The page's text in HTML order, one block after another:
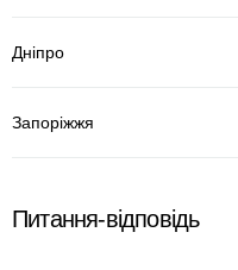
Дніпро
Запоріжжя
Питання-відповідь